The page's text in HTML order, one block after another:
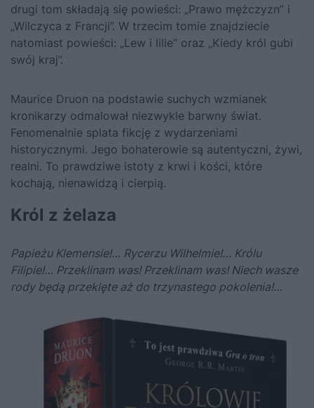
drugi tom składają się powieści: „Prawo mężczyzn” i
„Wilczyca z Francji”. W trzecim tomie znajdziecie
natomiast powieści: „Lew i lilie” oraz „Kiedy król gubi
swój kraj”.
Maurice Druon na podstawie suchych wzmianek
kronikarzy odmalował niezwykle barwny świat.
Fenomenalnie splata fikcję z wydarzeniami
historycznymi. Jego bohaterowie są autentyczni, żywi,
realni. To prawdziwe istoty z krwi i kości, które
kochają, nienawidzą i cierpią.
Król z żelaza
Papieżu Klemensie!… Rycerzu Wilhelmie!… Królu
Filipie!… Przeklinam was! Przeklinam was! Niech wasze
rody będą przeklęte aż do trzynastego pokolenia!…